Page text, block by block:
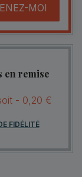
MOI
en remise
- 0,20 €
FIDÉLITÉ